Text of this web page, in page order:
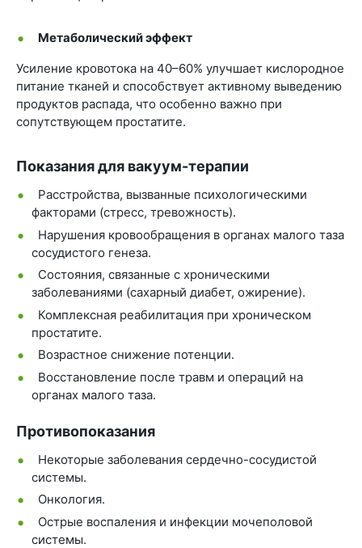
Метаболический эффект
Усиление кровотока на 40–60% улучшает кислородное
питание тканей и способствует активному выведению
продуктов распада, что особенно важно при
сопутствующем простатите.
Показания для вакуум-терапии
Расстройства, вызванные психологическими
факторами (стресс, тревожность).
Нарушения кровообращения в органах малого таза
сосудистого генеза.
Состояния, связанные с хроническими
заболеваниями (сахарный диабет, ожирение).
Комплексная реабилитация при хроническом
простатите.
Возрастное снижение потенции.
Восстановление после травм и операций на
органах малого таза.
Противопоказания
Некоторые заболевания сердечно-сосудистой
системы.
Онкология.
Острые воспаления и инфекции мочеполовой
системы.